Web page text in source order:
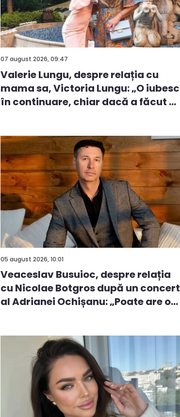
07 august 2026, 09:47
Valerie Lungu, despre relația cu
mama sa, Victoria Lungu: „O iubesc
în continuare, chiar dacă a făcut ...
05 august 2026, 10:01
Veaceslav Busuioc, despre relația
cu Nicolae Botgros după un concert
al Adrianei Ochișanu: „Poate are o...